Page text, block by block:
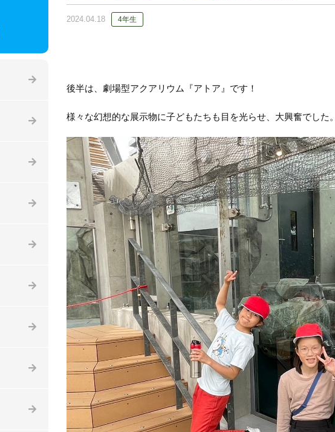
2024.04.18 4年生
後半は、劇場型アクアリウム『アトア』です！
様々な幻想的な展示物に子どもたちも目を光らせ、大興奮でした。